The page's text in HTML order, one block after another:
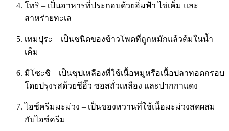
โทริ – เป็นอาหารที่ประกอบด้วยอิ่มฟ้า ไข่เค็ม และ
สาหร่ายทะเล
เทมปุระ – เป็นชนิดของข้าวโพดที่ถูกหมักแล้วต้มในน้ำ
เค็ม
มิโซะชิ – เป็นซุปเหลืองที่ใช้เนื้อหมูหรือเนื้อปลาทอดกรอบ
โดยปรุงรสด้วยซีอิ๊ว ซอสถั่วเหลือง และปากกาแดง
ไอซ์ครีมมะม่วง – เป็นของหวานที่ใช้เนื้อมะม่วงสดผสม
กับไอซ์ครีม